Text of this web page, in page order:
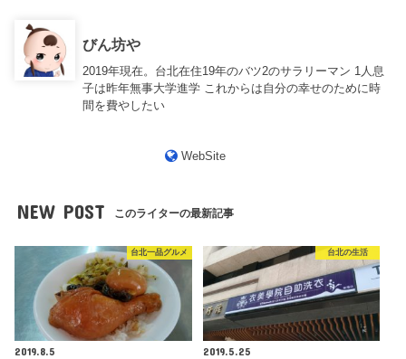
びん坊や
2019年現在。台北在住19年のバツ2のサラリーマン 1人息
子は昨年無事大学進学 これからは自分の幸せのために時
間を費やしたい
WebSite
NEW POST このライターの最新記事
台北一品グルメ
2019.8.5
台北の生活
2019.5.25